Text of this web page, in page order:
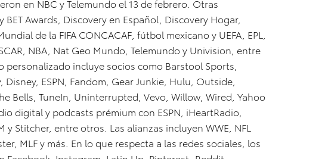
en NBC y Telemundo el 13 de febrero. Otras
BET Awards, Discovery en Español, Discovery Hogar,
de la FIFA CONCACAF, fútbol mexicano y UEFA, EPL,
NBA, Nat Geo Mundo, Telemundo y Univision, entre
incluye socios como Barstool Sports,
ESPN, Fandom, Gear Junkie, Hulu, Outside,
Bells, TuneIn, Uninterrupted, Vevo, Willow, Wired, Yahoo
digital y podcasts prémium con ESPN, iHeartRadio,
y Stitcher, entre otros. Las alianzas incluyen WWE, NFL
MLF y más. En lo que respecta a las redes sociales, los